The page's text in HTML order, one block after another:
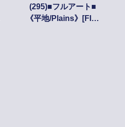
(295)■フルアート■
《平地/Plains》[FIN]